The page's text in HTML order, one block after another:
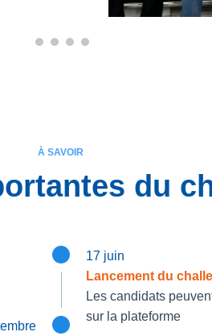
À SAVOIR
du
17 juin
Lancement du
Les candidats
sur la plateforme